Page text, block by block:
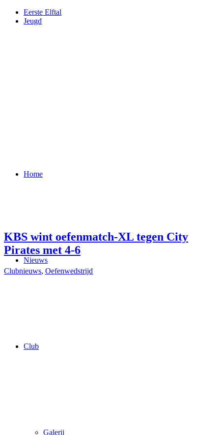
Eerste Elftal
Jeugd
Home
Nieuws
Club
Galerij
KBS wint oefenmatch-XL tegen City
Pirates met 4-6
Clubnieuws, Oefenwedstrijd